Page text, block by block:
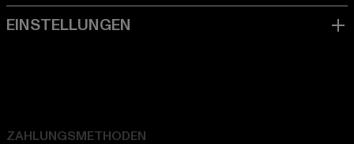
ZAHLUNGSMETHODEN